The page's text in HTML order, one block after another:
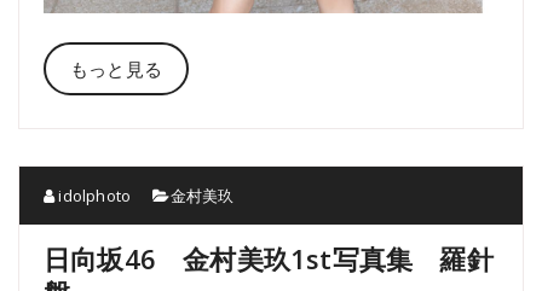
もっと見る
idolphoto 金村美玖
日向坂46 金村美玖1st写真集 羅針